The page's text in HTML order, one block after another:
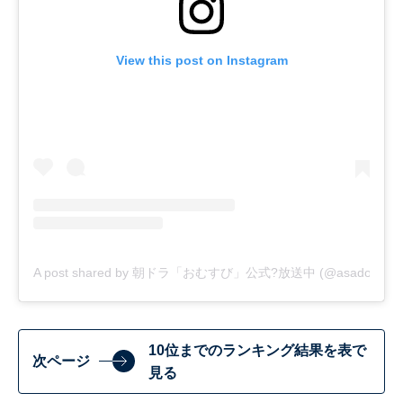
View this post on Instagram
A post shared by 朝ドラ「おむすび」公式?放送中
次ページ
10位までのランキング結果を表で
見る